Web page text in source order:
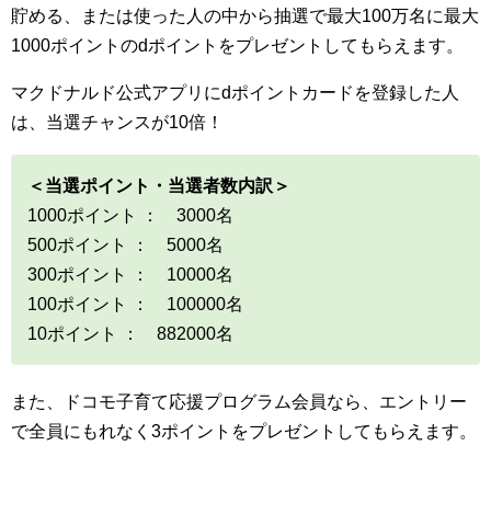
貯める、または使った人の中から抽選で最大100万名に最大
1000ポイントのdポイントをプレゼントしてもらえます。
マクドナルド公式アプリにdポイントカードを登録した人
は、当選チャンスが10倍！
＜当選ポイント・当選者数内訳＞
1000ポイント ： 3000名
500ポイント ： 5000名
300ポイント ： 10000名
100ポイント ： 100000名
10ポイント ： 882000名
また、ドコモ子育て応援プログラム会員なら、エントリー
で全員にもれなく3ポイントをプレゼントしてもらえます。